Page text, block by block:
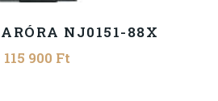
NJ0151-88X
115 900 Ft